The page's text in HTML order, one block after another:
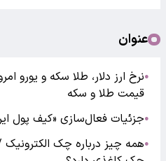
عنوان
●
قیمت طلا و سکه
●جزئیات فعال‌سازی «کیف پول
●همه چیز درباره چک